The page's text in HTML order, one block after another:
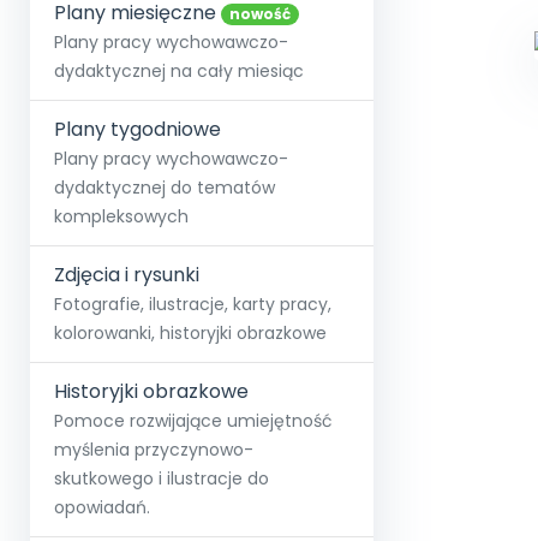
Społeczność
+48 12 631 04 10
kontakt@blizejprzedszkola.pl
O miesięczniku
Strona główna
O Akademii
Akademia
Poznaj pakiet MAX
Testuj przez 7 dni Pełen
Wszystkie projekty
Skontaktuj się
Dodaj wpis
Plany miesięczne nowość
Plany pracy wychowawczo-
dydaktycznej na cały miesiąc
Plany tygodniowe
Plany pracy wychowawczo-
dydaktycznej do tematów
kompleksowych
Zdjęcia i rysunki
Fotografie, ilustracje, karty pracy,
kolorowanki, historyjki obrazkowe
Historyjki obrazkowe
Pomoce rozwijające umiejętność
myślenia przyczynowo-
skutkowego i ilustracje do
opowiadań.